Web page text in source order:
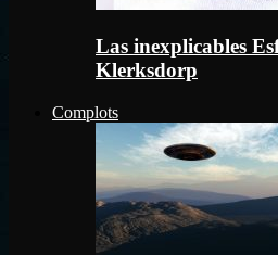
Las inexplicables
Klerksdorp
Complots